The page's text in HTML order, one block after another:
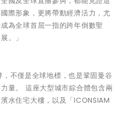
際形象，更將帶動經濟活力，尤
為全球首屈一指的跨年倒數聖
。」
不僅是全球地標，也是鞏固曼谷
量。 這座大型城市綜合體包含兩
水住宅大樓，以及「ICONSIAM